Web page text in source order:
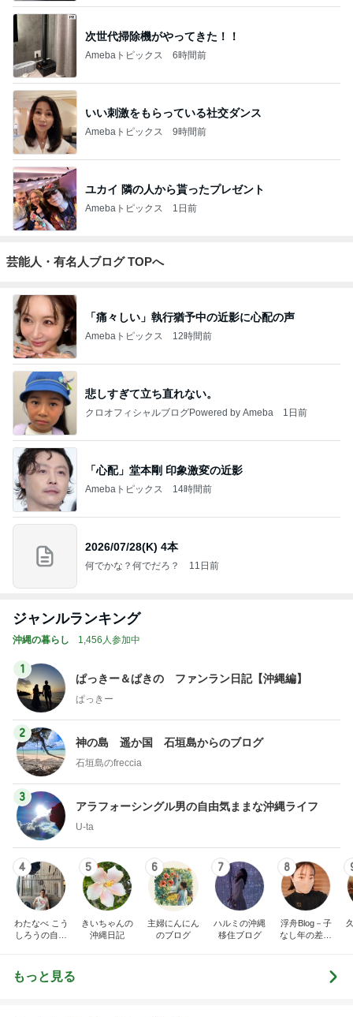
次世代掃除機がやってきた！！
Amebaトピックス 6時間前
いい刺激をもらっている社交ダンス
Amebaトピックス 9時間前
ユカイ 隣の人から貰ったプレゼント
Amebaトピックス 1日前
芸能人・有名人ブログ TOPへ
「痛々しい」執行猶予中の近影に心配の声
Amebaトピックス 12時間前
悲しすぎて立ち直れない。
クロオフィシャルブログPowered by Ameba 1日前
「心配」堂本剛 印象激変の近影
Amebaトピックス 14時間前
2026/07/28(K) 4本
何でかな？何でだろ？ 11日前
ジャンルランキング
沖縄の暮らし 1,456人参加中
1
ぱっきー＆ぱきの ファンラン日記【沖縄編】
ぱっきー
2
神の島 遥か国 石垣島からのブログ
石垣島のfreccia
3
アラフォーシングル男の自由気ままな沖縄ライフ
U-ta
4
わたなべ こう
しろうの自遊
OOD』
5
きいちゃんの
沖縄日記
6
主婦にんにん
のブログ
7
ハルミの沖縄
移住ブログ
8
浮舟Blog－子
なし年の差夫
もっと見る